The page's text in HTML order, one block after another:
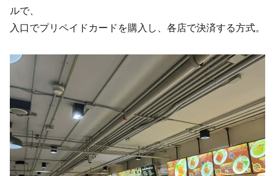
ルで、
入口でプリペイドカードを購入し、各店で決済する方式。